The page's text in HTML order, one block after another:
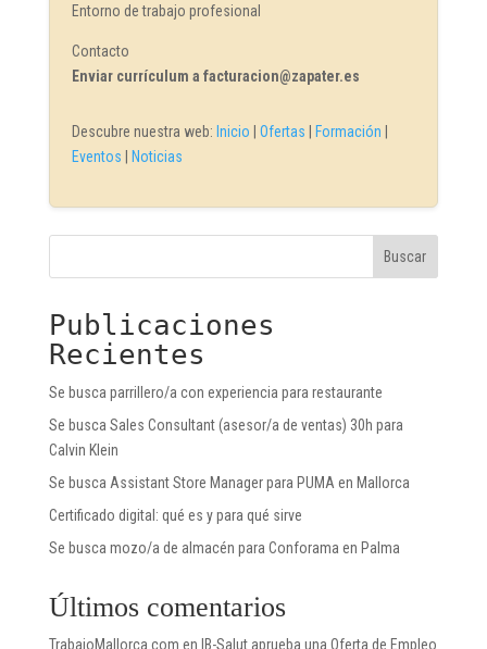
Entorno de trabajo profesional
Contacto
Enviar currículum a facturacion@zapater.es
Descubre nuestra web: Inicio Ofertas Formación
Eventos
Noticias
Buscar
Publicaciones
Recientes
Se busca parrillero/a con experiencia para restaurante
Se busca Sales Consultant (asesor/a de ventas) 30h para
Calvin Klein
Se busca Assistant Store Manager para PUMA en Mallorca
Certificado digital: qué es y para qué sirve
Se busca mozo/a de almacén para Conforama en Palma
Últimos comentarios
TrabajoMallorca.com en IB-Salut aprueba una Oferta de Empleo